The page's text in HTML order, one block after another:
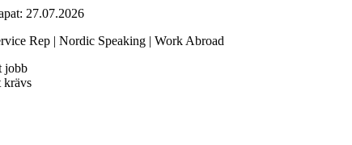
27.07.2026
Rep | Nordic Speaking | Work Abroad
jobb
krävs